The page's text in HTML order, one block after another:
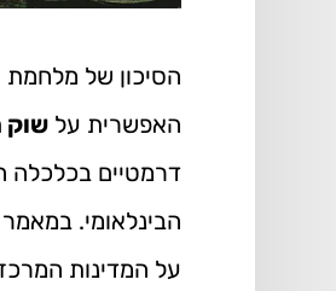
הסיכון של
האפשרית על שוק
דרמטיים בכלכלה
הבינלאומי.
על המדינות